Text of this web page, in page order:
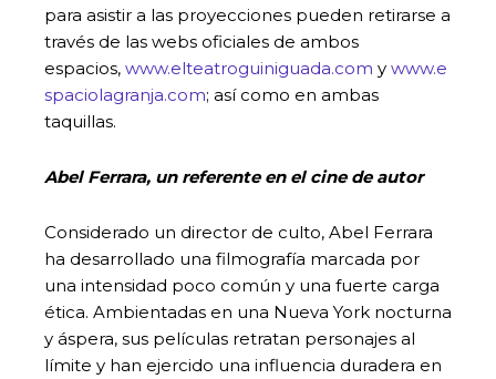
para asistir a las proyecciones pueden retirarse a
través de las webs oficiales de ambos
espacios, www.elteatroguiniguada.com y www.e
spaciolagranja.com; así como en ambas
taquillas.
Abel Ferrara, un referente en el cine de autor
Considerado un director de culto, Abel Ferrara
ha desarrollado una filmografía marcada por
una intensidad poco común y una fuerte carga
ética. Ambientadas en una Nueva York nocturna
y áspera, sus películas retratan personajes al
límite y han ejercido una influencia duradera en